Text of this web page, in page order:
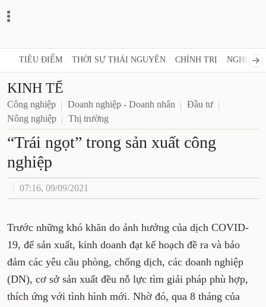
TIÊU ĐIỂM THỜI SỰ THÁI NGUYÊN CHÍNH TRỊ NGHỊ
KINH TẾ
Công nghiệp Doanh nghiệp - Doanh nhân
Đầu tư
Nông nghiệp
Thị trường
“Trái ngọt” trong sản xuất công
nghiệp
07:16, 09/09/2021
Trước những khó khăn do ảnh hưởng của dịch COVID-
19, để sản xuất, kinh doanh đạt kế hoạch đề ra và bảo
đảm các yêu cầu phòng, chống dịch, các doanh nghiệp
(DN), cơ sở sản xuất đều nỗ lực tìm giải pháp phù hợp,
thích ứng với tình hình mới. Nhờ đó, qua 8 tháng của